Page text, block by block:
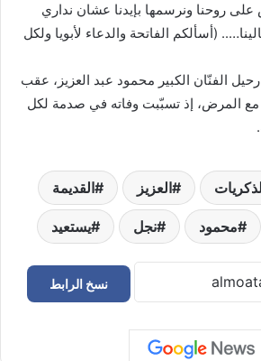
على روحنا ونرسمها بإيدنا عشان نداري
(أسألكم الفاتحة والدعاء لأبويا ولكل
كان قد شهد عام 2016 رحيل الفنّان الكبير محمود عبد العزيز، عقب
المرض، إذ تسبّبت وفاته في صدمة لكل
العزيز القديمة
محمود نجل يستعيد
نسخ الرابط